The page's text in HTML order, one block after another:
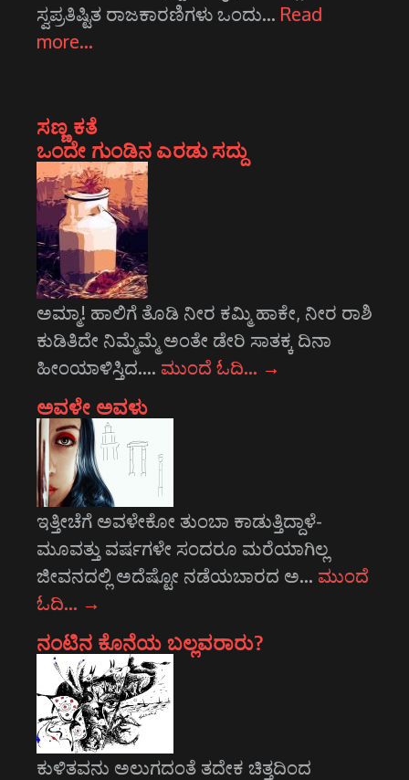
ಸ್ವಪ್ರತಿಷ್ಟಿತ ರಾಜಕಾರಣಿಗಳು ಒಂದು… Read
more…
ಸಣ್ಣ ಕತೆ
ಒಂದೇ ಗುಂಡಿನ ಎರಡು ಸದ್ದು
ಅಮ್ಮಾ! ಹಾಲಿಗೆ ತೊಡಿ ನೀರ ಕಮ್ಮಿ ಹಾಕೇ, ನೀರ ರಾಶಿ
ಕುಡಿತಿದೇ ನಿಮ್ಮೆಮ್ಮೆ ಅಂತೇ ಡೇರಿ ಸಾತಕ್ಕ ದಿನಾ
ಹೀಂಯಾಳಿಸ್ತಿದ.… ಮುಂದೆ ಓದಿ… →
ಅವಳೇ ಅವಳು
ಇತ್ತೀಚೆಗೆ ಅವಳೇಕೋ ತುಂಬಾ ಕಾಡುತ್ತಿದ್ದಾಳೆ-
ಮೂವತ್ತು ವರ್ಷಗಳೇ ಸಂದರೂ ಮರೆಯಾಗಿಲ್ಲ
ಜೀವನದಲ್ಲಿ ಅದೆಷ್ಟೋ ನಡೆಯಬಾರದ ಅ… ಮುಂದೆ
ಓದಿ… →
ನಂಟಿನ ಕೊನೆಯ ಬಲ್ಲವರಾರು?
ಕುಳಿತವನು ಅಲುಗದಂತೆ ತದೇಕ ಚಿತ್ತದಿಂದ